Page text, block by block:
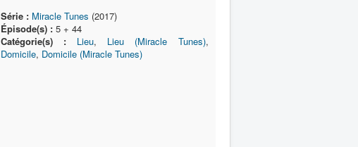
Série : Miracle Tunes (2017)
Épisode(s) :5 + 44
Catégorie(s) :
Lieu, Lieu (Miracle Tunes),
Domicile, Domicile (Miracle Tunes)